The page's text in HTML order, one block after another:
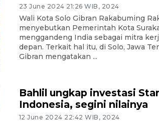
23 June 2024 21:26 WIB, 2024
Wali Kota Solo Gibran Rakabuming
menyebutkan Pemerintah Kota
menggandeng India sebagai mitra
depan. Terkait hal itu, di Solo, Jawa
Gibran mengatakan ...
Bahlil ungkap investasi
Indonesia, segini nilainya
12 June 2024 22:42 WIB, 2024